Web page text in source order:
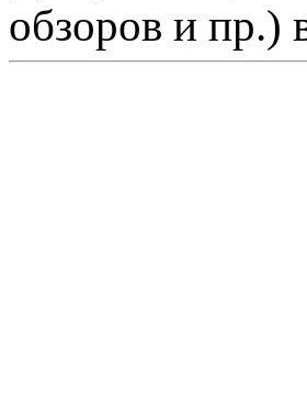
обзоров и пр.)